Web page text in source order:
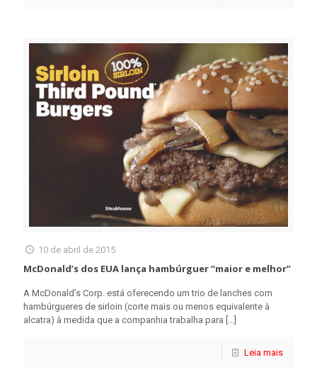
10 de abril de 2015
McDonald’s dos EUA lança hambúrguer “maior e melhor”
A McDonald’s Corp. está oferecendo um trio de lanches com
hambúrgueres de sirloin (corte mais ou menos equivalente à
alcatra) à medida que a companhia trabalha para […]
Leia mais